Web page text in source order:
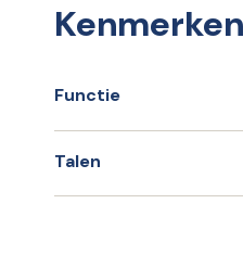
Functie
Talen